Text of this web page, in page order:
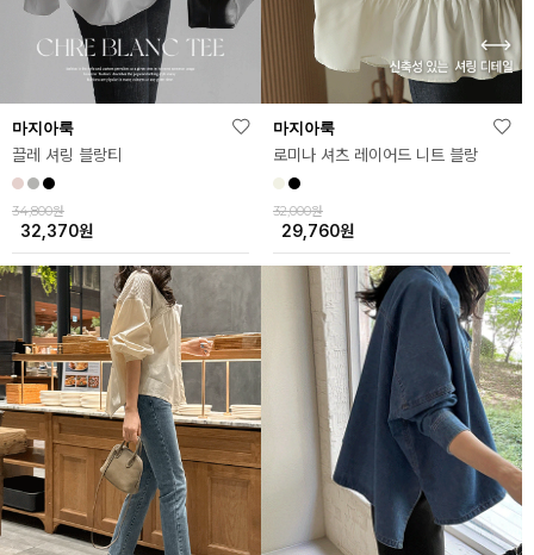
마지아룩
끌레 셔링 블랑티
34,800원
32,370원
마지아룩
로미나 셔츠 레이어드 니트 블랑
32,000원
29,760원